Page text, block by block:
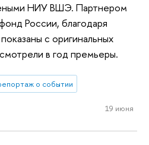
НИУ ВШЭ. Партнером
России, благодаря
с оригинальных
в год премьеры.
о событии
19 июня